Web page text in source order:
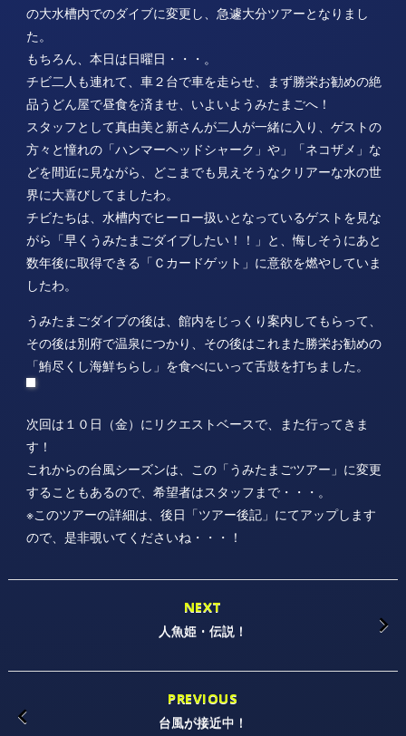
の大水槽内でのダイブに変更し、急遽大分ツアーとなりまし
た。
もちろん、本日は日曜日・・・。
チビ二人も連れて、車２台で車を走らせ、まず勝栄お勧めの絶
品うどん屋で昼食を済ませ、いよいようみたまごへ！
スタッフとして真由美と新さんが二人が一緒に入り、ゲストの
方々と憧れの「ハンマーヘッドシャーク」や」「ネコザメ」な
どを間近に見ながら、どこまでも見えそうなクリアーな水の世
界に大喜びしてましたわ。
チビたちは、水槽内でヒーロー扱いとなっているゲストを見な
がら「早くうみたまごダイブしたい！！」と、悔しそうにあと
数年後に取得できる「Ｃカードゲット」に意欲を燃やしていま
したわ。
うみたまごダイブの後は、館内をじっくり案内してもらって、
その後は別府で温泉につかり、その後はこれまた勝栄お勧めの
「鮪尽くし海鮮ちらし」を食べにいって舌鼓を打ちました。
次回は１０日（金）にリクエストベースで、また行ってきま
す！
これからの台風シーズンは、この「うみたまごツアー」に変更
することもあるので、希望者はスタッフまで・・・。
※このツアーの詳細は、後日「ツアー後記」にてアップします
ので、是非覗いてくださいね・・・！
NEXT
人魚姫・伝説！
PREVIOUS
台風が接近中！